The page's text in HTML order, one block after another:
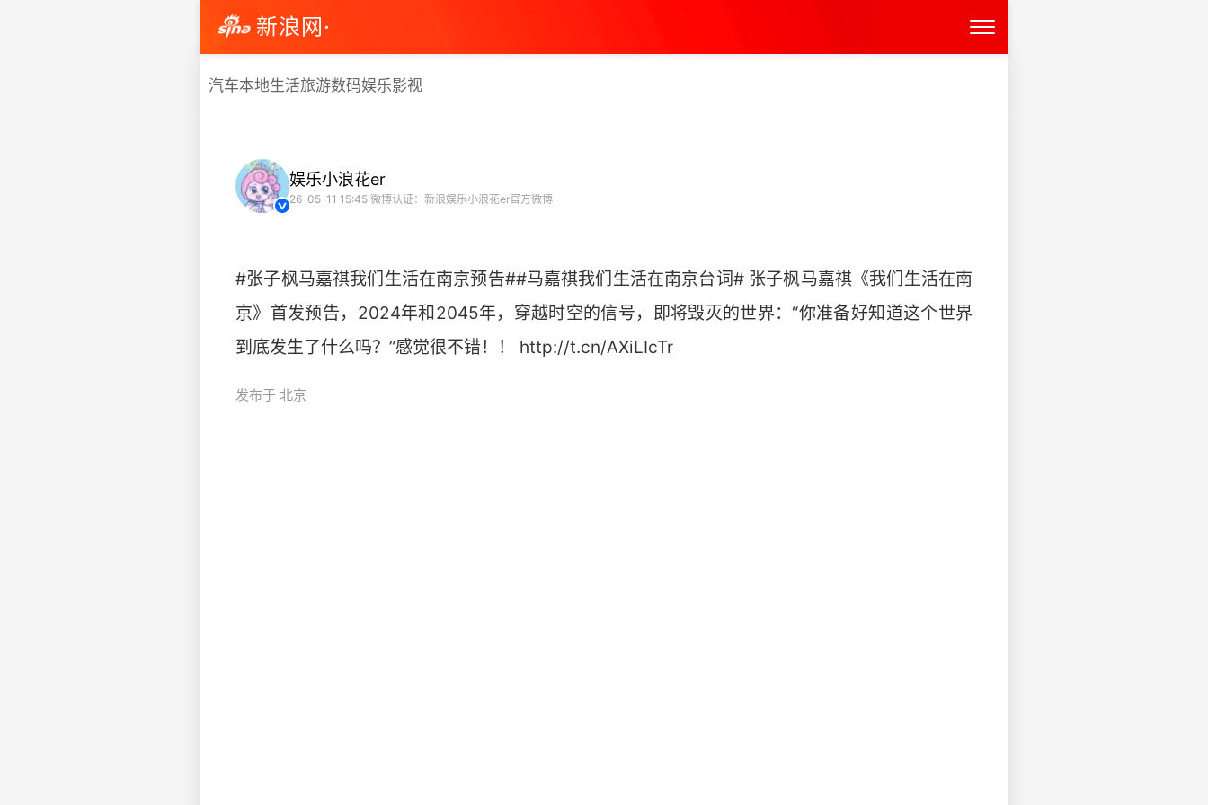
新浪网·
汽车本地生活旅游数码娱乐影视
娱乐小浪花er
26-05-11 15:45 微博认证：新浪娱乐小浪花er官方微博
#张子枫马嘉祺我们生活在南京预告##马嘉祺我们生活在南京台词# 张子枫马嘉祺《我们生活在南
京》首发预告，2024年和2045年，穿越时空的信号，即将毁灭的世界：“你准备好知道这个世界
到底发生了什么吗？”感觉很不错！！ http://t.cn/AXiLIcTr ​
发布于 北京